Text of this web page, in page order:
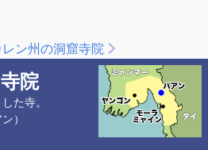
ン州の洞窟寺院
院
た寺。
）